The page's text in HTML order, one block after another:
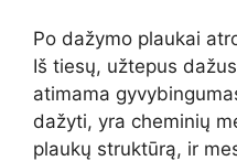
Po dažymo plaukai
Iš tiesų, užtepus
atimama
dažyti, yra cheminių
plaukų struktūrą, ir